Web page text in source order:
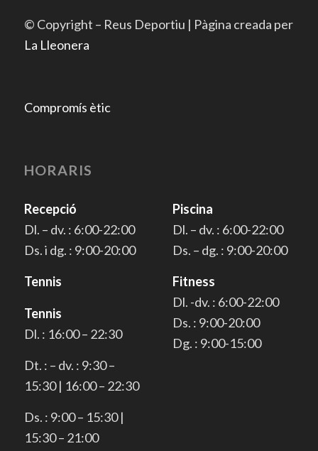
© Copyright – Reus Deportiu | Pàgina creada per
La Lleonera
Compromís ètic
HORARIS
Recepció
Dl. – dv. : 6:00-22:00
Ds. i dg. : 9:00-20:00
Tennis
Tennis
Dl. : 16:00 – 22:30
Dt. : – dv. : 9:30 –
15:30 | 16:00 – 22:30
Ds. : 9:00 – 15:30 |
15:30 – 21:00
Piscina
Dl. – dv. : 6:00-22:00
Ds. – dg. : 9:00-20:00
Fitness
Dl. -dv. : 6:00-22:00
Ds. : 9:00-20:00
Dg. : 9:00-15:00